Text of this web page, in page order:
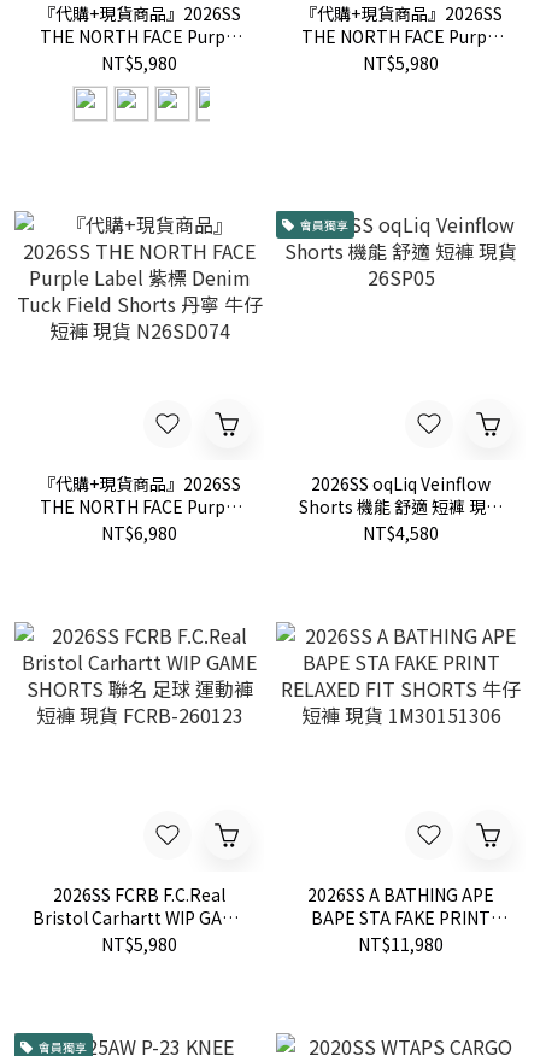
『代購+現貨商品』2026SS
THE NORTH FACE Purple
Label 紫標 Chino Tuck
Field Shorts 工作 短褲 現貨
N26SD071
NT$5,980
『代購+現貨商品』2026SS
THE NORTH FACE Purple
Label 紫標 Double Peak
NT$5,980
『代購+現貨商品』2026SS
THE NORTH FACE Purple
Label 紫標 Denim Tuck
NT$6,980
會員獨享
2026SS oqLiq Veinflow
Shorts 機能 舒適 短褲 現貨
26SP05
NT$4,580
2026SS FCRB F.C.Real
Bristol Carhartt WIP GAME
SHORTS 聯名 足球 運動褲
NT$5,980
2026SS A BATHING APE
BAPE STA FAKE PRINT
RELAXED FIT SHORTS 牛仔
NT$11,980
會員獨享